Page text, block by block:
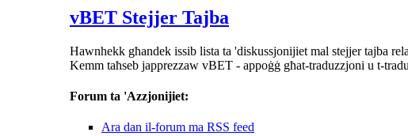
vBET Stejjer Tajba
Hawnhekk għandek issib lista ta 'diskussjonijiet mal stejjer tajba
Kemm taħseb japprezzaw vBET - appoġġ għat-traduzzjoni u t-
Forum ta 'Azzjonijiet:
Ara dan il-forum ma RSS feed